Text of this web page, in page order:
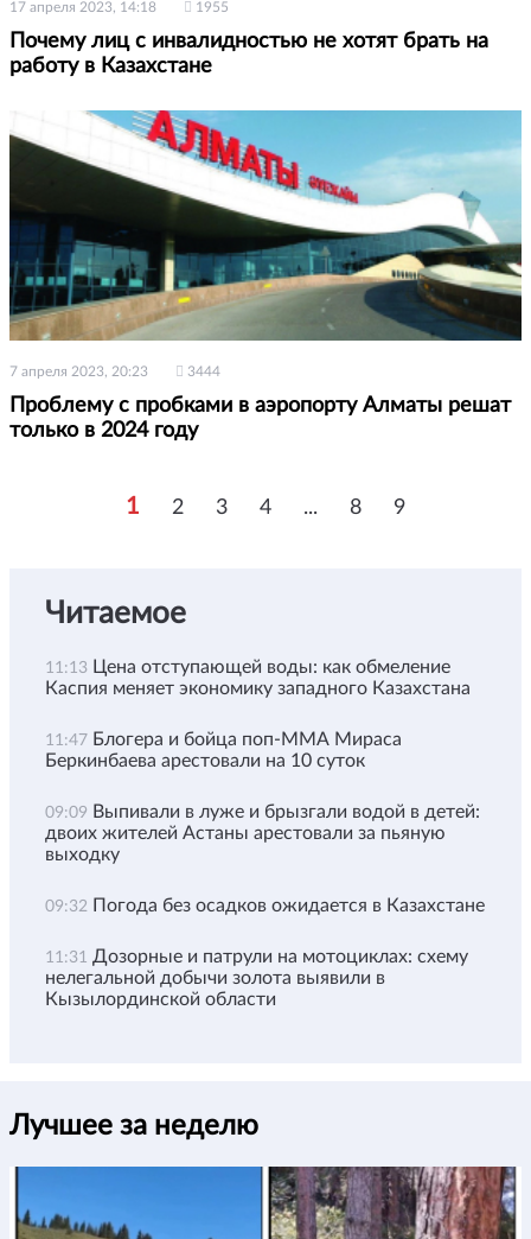
17 апреля 2023, 14:18 1955
Почему лиц с инвалидностью не хотят брать на
работу в Казахстане
7 апреля 2023, 20:23 3444
Проблему с пробками в аэропорту Алматы решат
только в 2024 году
1 2 3 4 ... 8 9
Читаемое
11:13 Цена отступающей воды: как обмеление
Каспия меняет экономику западного Казахстана
11:47 Блогера и бойца поп-ММА Мираса
Беркинбаева арестовали на 10 суток
09:09 Выпивали в луже и брызгали водой в детей:
двоих жителей Астаны арестовали за пьяную
выходку
09:32 Погода без осадков ожидается в Казахстане
11:31 Дозорные и патрули на мотоциклах: схему
нелегальной добычи золота выявили в
Кызылординской области
Лучшее за неделю